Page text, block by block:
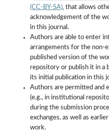
(CC-BY-SA).that allows
acknowledgement of the
in this journal.
Authors are able to enter
arrangements for the non-
published version of the
repository or publish it in a
its initial publication in this
Authors are permitted and
(e.g., in institutional
during the submission
exchanges, as well as
work.